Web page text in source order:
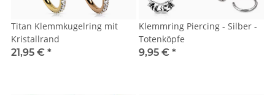
Titan Klemmkugelring mit
Kristallrand
21,95 € *
Klemmring Piercing - Silber -
Totenköpfe
9,95 € *